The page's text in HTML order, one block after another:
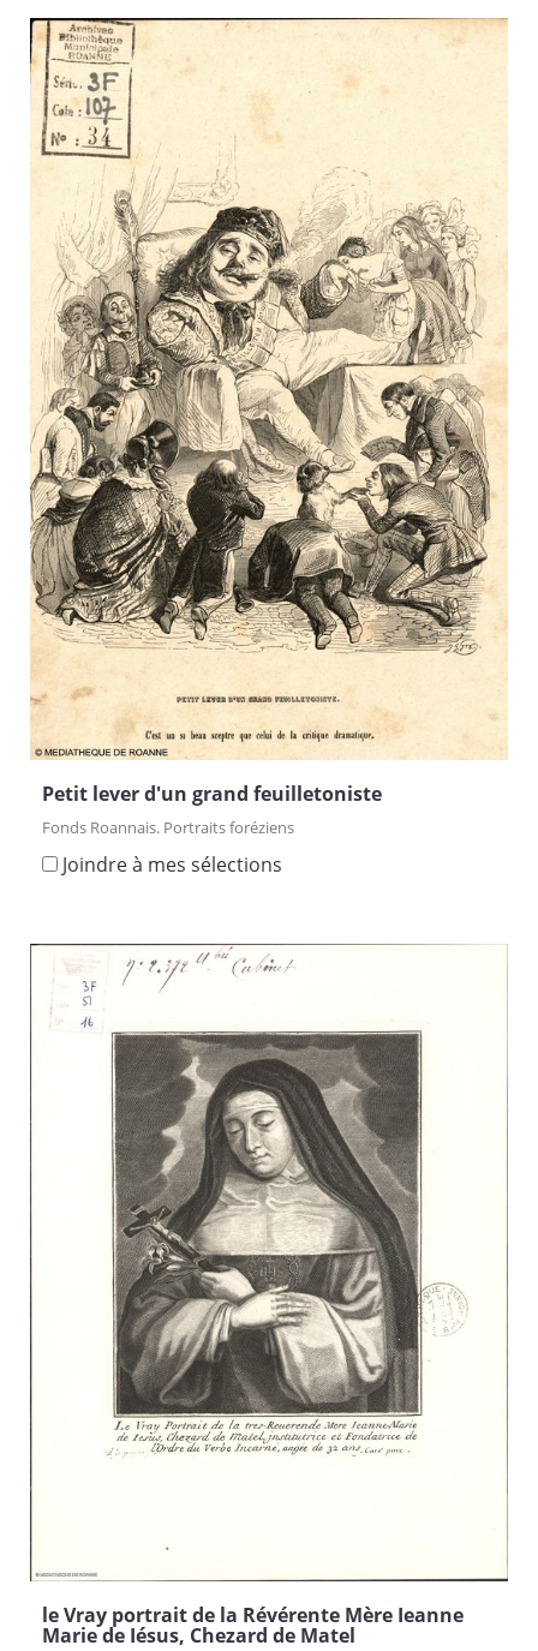
Petit lever d'un grand feuilletoniste
Fonds Roannais. Portraits foréziens
Joindre à mes sélections
le Vray portrait de la Révérente Mère Ieanne
Marie de Iésus, Chezard de Matel